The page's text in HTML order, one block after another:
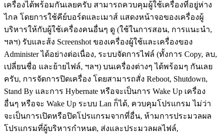
เครื่องได้พร้อมกันเลยครับ สามารถควบคุมผู้ใช้เครื่องที่อยู่ห่าง
ไกล โดยการใช้คีย์บอร์ดและเมาส์ แสดงหน้าจอของเครื่องผู้
บริหารให้กับผู้ใช้เครื่องคนอื่นๆ ดู (ใช้ในการสอน, การแนะนำ,
ฯลฯ) รับและส้ง Screenshot ของเครื่องผู้ใช้และเครื่องของ
Administer ได้อย่างต่อเนื่อง, ระบบจัดการไฟล์ (ทั้งการ Copy, ลบ,
เปลี่ยนชื่อ และย้ายไฟล์, ฯลฯ) บนเครื่องต่างๆ ได้พร้อมๆ กันเลย
ครับ, การจัดการปิดเครื่อง โดยสามารถสั่ง Reboot, Shutdown,
Stand By และการ Hybernate หรือจะเป็นการ Wake Up เครื่อง
อื่นๆ หรือจะ Wake Up ระบบ Lan ก็ได้, ควบคุมโปรแกรม ไม่ว่า
จะเป็นการเปิดหรือปิดโปรแกรมจากที่อื่น, ห้ามการประมวลผล
โปรแกรมที่ผู้บริหารกำหนด, ส่งและประมวลผลไฟล์,